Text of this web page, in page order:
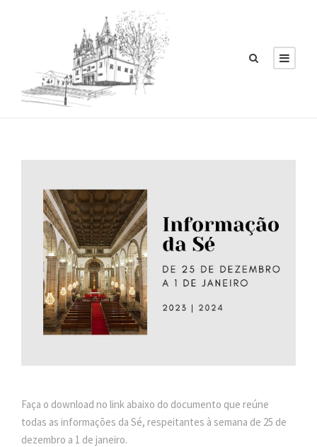
Faça o download no link abaixo do documento que reúne
todas as informações da Sé, respeitantes à semana de 25 de
dezembro a 1 de janeiro.